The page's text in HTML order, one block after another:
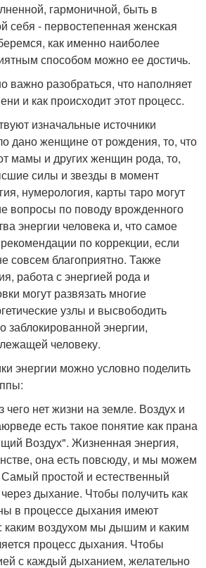
гармоничной, быть в
себя - первостепенная женская
как именно наиболее
способом можно ее достичь.
важно разобраться, что наполняет
и как происходит этот процесс.
изначальные источники
дано женщине от рождения, то, что
мамы и других женщин рода, то,
силы и звезды в момент
нумерология, карты таро могут
вопросы по поводу врожденного
энергии человека и, что самое
по коррекции, если
совсем благоприятно. Также
работа с энергией рода и
могут развязать многие
узлы и высвободить
заблокированной энергии,
человеку.
энергии можно условно поделить
чего нет жизни на земле. Воздух и
есть такое понятие как прана
Воздух". Жизненная энергия,
она есть повсюду, и мы можем
простой и естественный
дыхание. Чтобы получить как
в процессе дыхания имеют
каким воздухом мы дышим и каким
процесс дыхания. Чтобы
с каждый дыханием, желательно